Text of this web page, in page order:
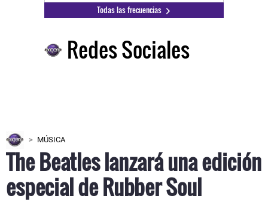
Todas las frecuencias
Redes Sociales
MÚSICA
The Beatles lanzará una edición
especial de Rubber Soul